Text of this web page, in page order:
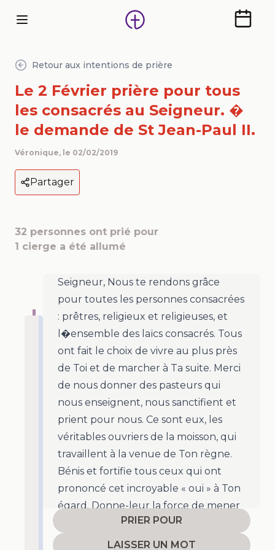
Retour aux intentions de prière
Le 2 Février prière pour tous
les consacrés au Seigneur. �
le demande de St Jean-Paul II.
Véronique, le 02/02/2019
Partager
32 personnes ont prié pour
1 cierge a été allumé
Seigneur, Nous te rendons grâce
pour toutes les personnes consacrées
: prêtres, religieux et religieuses, et
l�ensemble des laïcs consacrés. Tous
ont fait le choix de vivre au plus près
de Toi et de marcher à Ta suite. Merci
de nous donner des pasteurs qui
nous enseignent, nous sanctifient et
prient pour nous. Ce sont eux, les
véritables ouvriers de la moisson, qui
travaillent à la venue de Ton règne.
Bénis et fortifie tous ceux qui ont
prononcé cet incroyable « oui » à Ton
égard. Donne-leur la force de mener
à bien la mission que Tu leur as
confiée, malgré les épreuves et les
PRIER POUR
LAISSER UN MOT